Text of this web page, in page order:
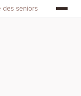
des seniors